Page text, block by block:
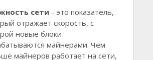
сети - это показатель,
отражает скорость, с
новые блоки
майнерами. Чем
майнеров работает на сети,